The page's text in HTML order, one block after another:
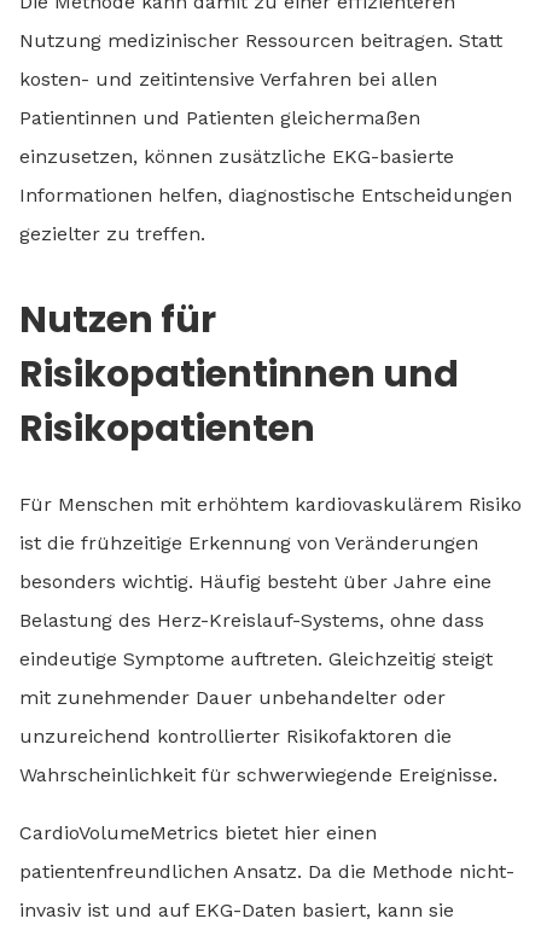
Nutzung medizinischer Ressourcen beitragen. Statt
kosten- und zeitintensive Verfahren bei allen
Patientinnen und Patienten gleichermaßen
einzusetzen, können zusätzliche EKG-basierte
Informationen helfen, diagnostische Entscheidungen
gezielter zu treffen.
Nutzen für
Risikopatientinnen und
Risikopatienten
Für Menschen mit erhöhtem kardiovaskulärem Risiko
ist die frühzeitige Erkennung von Veränderungen
besonders wichtig. Häufig besteht über Jahre eine
Belastung des Herz-Kreislauf-Systems, ohne dass
eindeutige Symptome auftreten. Gleichzeitig steigt
mit zunehmender Dauer unbehandelter oder
unzureichend kontrollierter Risikofaktoren die
Wahrscheinlichkeit für schwerwiegende Ereignisse.
CardioVolumeMetrics bietet hier einen
patientenfreundlichen Ansatz. Da die Methode nicht-
invasiv ist und auf EKG-Daten basiert, kann sie